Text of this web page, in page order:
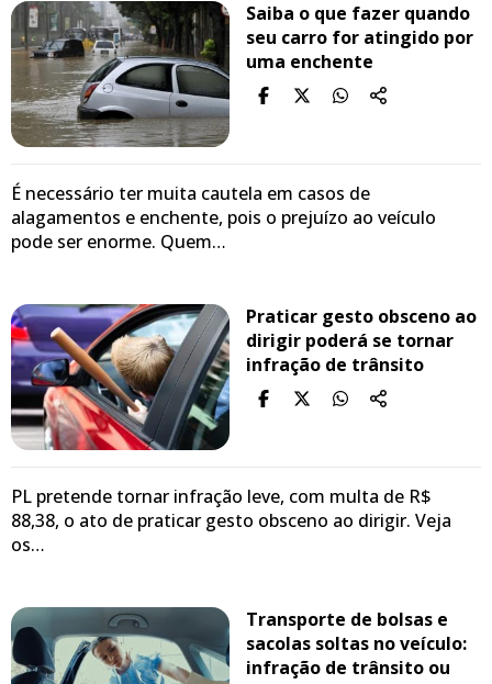
Saiba o que fazer quando
seu carro for atingido por
uma enchente
É necessário ter muita cautela em casos de
alagamentos e enchente, pois o prejuízo ao veículo
pode ser enorme. Quem…
Praticar gesto obsceno ao
dirigir poderá se tornar
infração de trânsito
PL pretende tornar infração leve, com multa de R$
88,38, o ato de praticar gesto obsceno ao dirigir. Veja
os…
Transporte de bolsas e
sacolas soltas no veículo:
infração de trânsito ou